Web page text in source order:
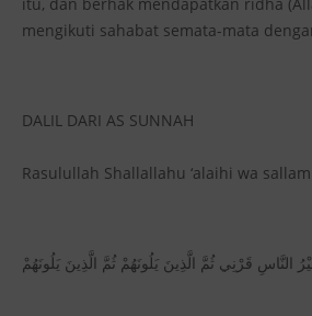
mengikuti sahabat semata-mata
DALIL DARI AS SUNNAH
Rasulullah Shallallahu ‘alaihi wa
النَّاسِ قَرْنِي ثُمَّ الَّذِينَ يَلُونَهُمْ ثُمَّ الَّذِينَ يَلُونَهُمْ